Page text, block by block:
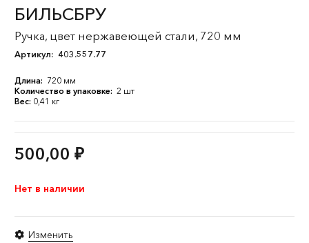
БИЛЬСБРУ
Ручка, цвет нержавеющей стали, 720 мм
Артикул: 403.557.77
Длина: 720 мм
Количество в упаковке: 2 шт
Вес: 0,41 кг
500,00 ₽
Нет в наличии
Изменить